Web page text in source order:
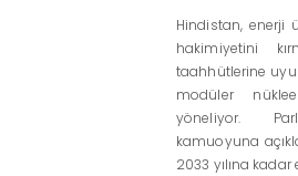
Hindistan, enerji
hakimiyetini
taahhütlerine
modüler
yöneliyor.
kamuoyuna
2033 yılına kadar